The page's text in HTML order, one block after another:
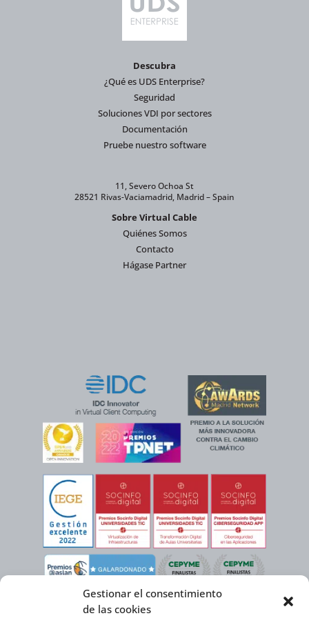
Gestionar el consentimiento
de las cookies
Descubra
¿Qué es UDS Enterprise?
Seguridad
Soluciones VDI por sectores
Documentación
Pruebe nuestro software
11, Severo Ochoa St
28521 Rivas-Vaciamadrid, Madrid – Spain
Sobre Virtual Cable
Quiénes Somos
Contacto
Hágase Partner